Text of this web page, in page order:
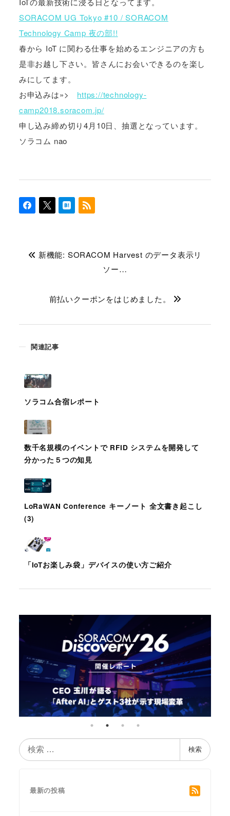
SORACOM UG Tokyo #10 / SORACOM
Technology Camp 夜の部!!
春から IoT に関わる仕事を始めるエンジニアの方も
是非お越し下さい。皆さんにお会いできるのを楽し
みにしてます。
お申込みは»> https://technology-
camp2018.soracom.jp/
申し込み締め切り4月10日、抽選となっています。
ソラコム nao
関連記事
ソラコム合宿レポート
数千名規模のイベントで RFID システムを開発して
分かった５つの知見
LoRaWAN Conference キーノート 全文書き起こし
(3)
「IoTお楽しみ袋」デバイスの使い方ご紹介
新機能: SORACOM Harvest のデータ表示リ
ソー…
前払いクーポンをはじめました。
検
索
検索
最新の投稿